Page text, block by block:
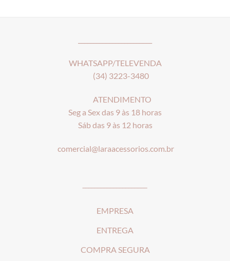
WHATSAPP/TELEVENDA
(34) 3223-3480
ATENDIMENTO
Seg a Sex das 9 às 18 horas
Sáb das 9 às 12 horas
comercial@laraacessorios.com.br
EMPRESA
ENTREGA
COMPRA SEGURA